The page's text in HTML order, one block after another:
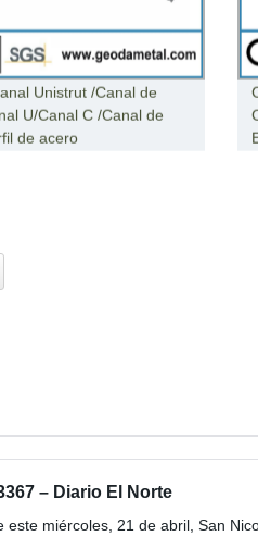
Unistrut /Canal de
U/Canal C /Canal de
de acero
– Diario El Norte
este miércoles, 21 de abril, San